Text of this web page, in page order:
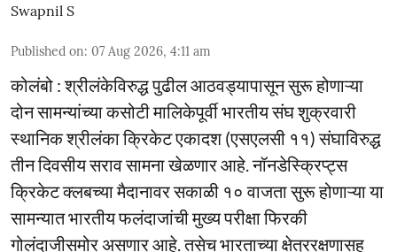
Swapnil S
Published on: 07 Aug 2026, 4:11 am
कोलंबो : श्रीलंकेविरुद्ध पुढील आठवड्यापासून सुरू होणाऱ्या
दोन सामन्यांच्या कसोटी मालिकेपूर्वी भारतीय संघ शुक्रवारी
स्थानिक श्रीलंका क्रिकेट एकादश (एसएलसी ११) संघाविरुद्ध
तीन दिवसीय सराव सामना खेळणार आहे. नॉनडेस्क्रिप्ट्स
क्रिकेट क्लबच्या मैदानावर सकाळी १० वाजता सुरू होणाऱ्या या
सामन्यात भारतीय फलंदाजांची मुख्य परीक्षा फिरकी
गोलंदाजीसमोर असणार आहे. तसेच भारताच्या क्षेत्ररक्षणासह